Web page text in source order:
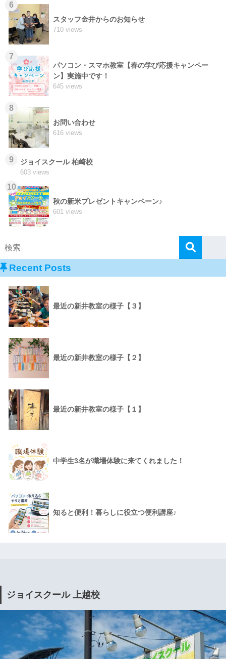
6
スタッフ金井からのお知らせ
710 views
7
パソコン・スマホ教室【春の学び応援キャンペー
ン】実施中です！
645 views
8
お問い合わせ
616 views
9 ジョイスクール 柏崎校
603 views
10
秋の新米プレゼントキャンペーン♪
601 views
Recent Posts
最近の新井教室の様子【３】
最近の新井教室の様子【２】
最近の新井教室の様子【１】
中学生3名が職場体験に来てくれました！
知ると便利！暮らしに役立つ便利講座♪
ジョイスクール 上越校